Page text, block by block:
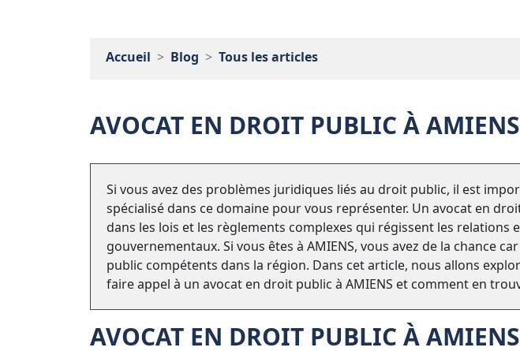
Accueil Blog Tous les articles
AVOCAT EN DROIT PUBLIC À AMIENS
Si vous avez des problèmes juridiques liés au droit public, il est
spécialisé dans ce domaine pour vous représenter. Un avocat en
dans les lois et les règlements complexes qui régissent les relations
gouvernementaux. Si vous êtes à AMIENS, vous avez de la chance
public compétents dans la région. Dans cet article, nous allons
faire appel à un avocat en droit public à AMIENS et comment en
AVOCAT EN DROIT PUBLIC À AMIENS